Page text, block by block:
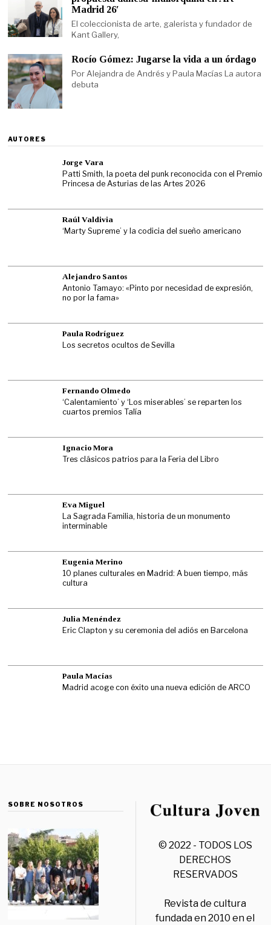
Madrid 26′
El coleccionista de arte, galerista y fundador de
Kant Gallery,
Rocío Gómez: Jugarse la vida a un órdago
Por Alejandra de Andrés y Paula Macías La autora
debuta
AUTORES
Jorge Vara
Patti Smith, la poeta del punk reconocida con el Premio
Princesa de Asturias de las Artes 2026
Raúl Valdivia
‘Marty Supreme’ y la codicia del sueño americano
Alejandro Santos
Antonio Tamayo: «Pinto por necesidad de expresión,
no por la fama»
Paula Rodríguez
Los secretos ocultos de Sevilla
Fernando Olmedo
‘Calentamiento’ y ‘Los miserables’ se reparten los
cuartos premios Talía
Ignacio Mora
Tres clásicos patrios para la Feria del Libro
Eva Miguel
La Sagrada Familia, historia de un monumento
interminable
Eugenia Merino
10 planes culturales en Madrid: A buen tiempo, más
cultura
Julia Menéndez
Eric Clapton y su ceremonia del adiós en Barcelona
Paula Macías
Madrid acoge con éxito una nueva edición de ARCO
SOBRE NOSOTROS
© 2022 - TODOS LOS
DERECHOS
RESERVADOS
Revista de cultura
fundada en 2010 en el